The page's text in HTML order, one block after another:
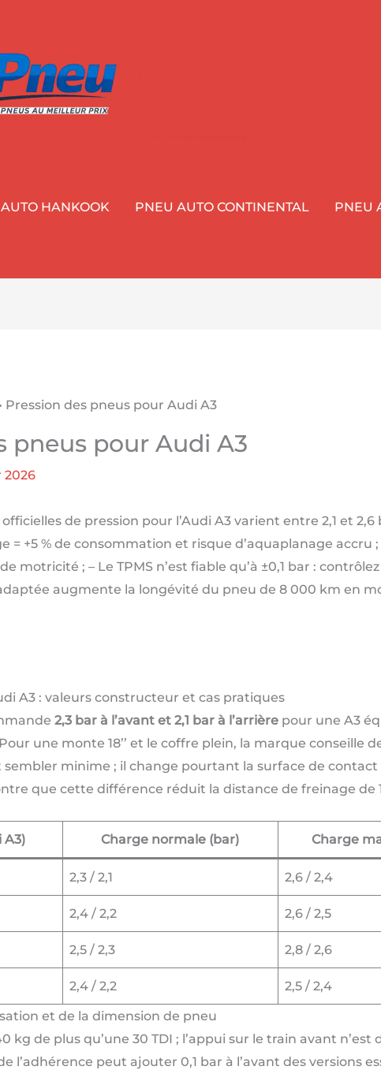
HANKOOK PNEU AUTO CONTINENTAL PNEU
• Pression des pneus pour Audi A3
pneus pour Audi A3
2026
de pression pour l’Audi A3 varient entre 2,1 et
= +5 % de consommation et risque d’aquaplanage accru
motricité ; – Le TPMS n’est fiable qu’à ±0,1 bar :
augmente la longévité du pneu de 8 000 km en
A3 : valeurs constructeur et cas pratiques
2,3 bar à l’avant et 2,1 bar à l’arrièrepour une A3
une monte 18’’ et le coffre plein, la marque conseille
sembler minime ; il change pourtant la surface de
que cette différence réduit la distance de freinage de
A3) Charge normale (bar) Charge
2,3 / 2,1 2,6 / 2,4
2,4 / 2,2 2,6 / 2,5
2,5 / 2,3 2,8 / 2,6
2,4 / 2,2 2,5 / 2,4
et de la dimension de pneu
kg de plus qu’une 30 TDI ; l’appui sur le train avant
l’adhérence peut ajouter 0,1 bar à l’avant des versions